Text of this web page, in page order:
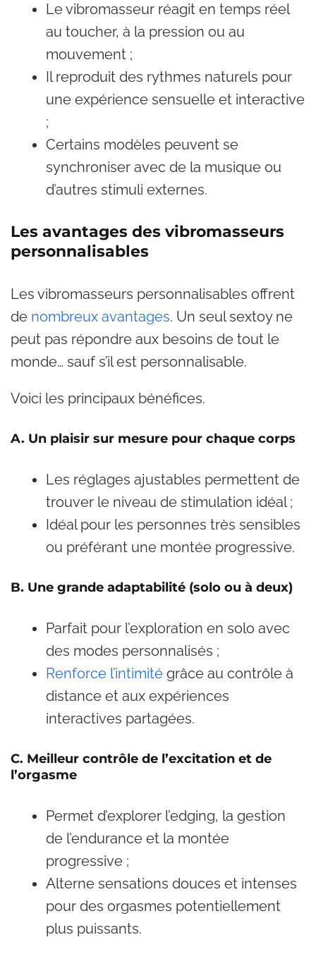
Le vibromasseur réagit en temps réel
au toucher, à la pression ou au
mouvement ;
Il reproduit des rythmes naturels pour
une expérience sensuelle et interactive
;
Certains modèles peuvent se
synchroniser avec de la musique ou
d’autres stimuli externes.
Les avantages des vibromasseurs
personnalisables
Les vibromasseurs personnalisables offrent
de nombreux avantages. Un seul sextoy ne
peut pas répondre aux besoins de tout le
monde… sauf s’il est personnalisable.
Voici les principaux bénéfices.
A. Un plaisir sur mesure pour chaque corps
Les réglages ajustables permettent de
trouver le niveau de stimulation idéal ;
Idéal pour les personnes très sensibles
ou préférant une montée progressive.
B. Une grande adaptabilité (solo ou à deux)
Parfait pour l’exploration en solo avec
des modes personnalisés ;
Renforce l’intimité grâce au contrôle à
distance et aux expériences
interactives partagées.
C. Meilleur contrôle de l’excitation et de
l’orgasme
Permet d’explorer l’edging, la gestion
de l’endurance et la montée
progressive ;
Alterne sensations douces et intenses
pour des orgasmes potentiellement
plus puissants.